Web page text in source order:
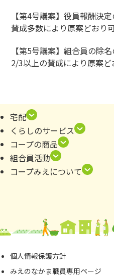
【第4号議案】役員報酬決
賛成多数により原案どおり
【第5号議案】組合員の除
2/3以上の賛成により原案
宅配
くらしのサービス
コープの商品
組合員活動
コープみえについて
個⼈情報保護⽅針
みえのなかま職員専⽤ページ